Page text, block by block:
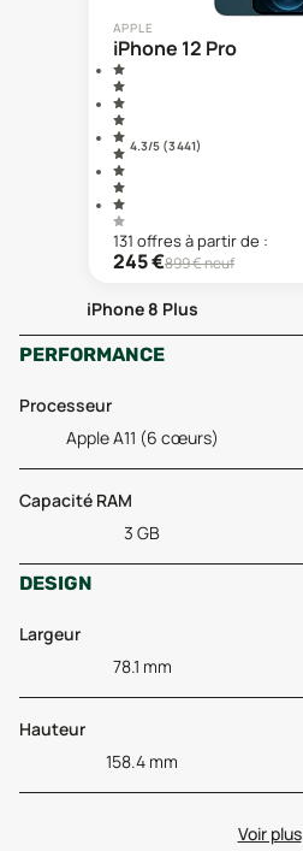
APPLE
iPhone 12 Pro
4.3/5 (3 441)
131 offresà partir de :
245€899€ neuf
iPhone 8 Plus
PERFORMANCE
Processeur
Apple A11 (6 cœurs)
Capacité RAM
3 GB
DESIGN
Largeur
78.1 mm
Hauteur
158.4 mm
Voir plus